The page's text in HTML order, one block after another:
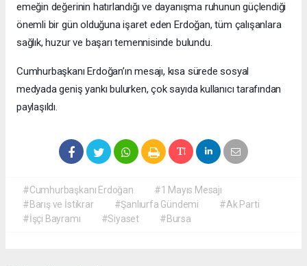
emeğin değerinin hatırlandığı ve dayanışma ruhunun güçlendiği
önemli bir gün olduğuna işaret eden Erdoğan, tüm çalışanlara
sağlık, huzur ve başarı temennisinde bulundu.
Cumhurbaşkanı Erdoğan’ın mesajı, kısa sürede sosyal
medyada geniş yankı bulurken, çok sayıda kullanıcı tarafından
paylaşıldı.
#Cumhurbaşkanı Erdoğan
#1 Mayıs Mesajı
#Barış ve İstikrar
#Şanlıurfa Gündemi
#Ak Parti
#İşçi Bayramı
#Siyaset #Bursa